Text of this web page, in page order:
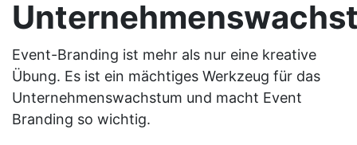
Event-Branding ist mehr als nur eine kreative
Übung. Es ist ein mächtiges Werkzeug für das
Unternehmenswachstum und macht Event
Branding so wichtig.